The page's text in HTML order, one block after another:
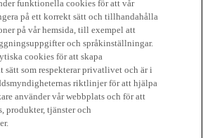
funktionella cookies för att vår
på ett korrekt sätt och tillhandahålla
på vår hemsida, till exempel att
och språkinställningar.
cookies för att skapa
sätt som respekterar privatlivet och är i
riktlinjer för att hjälpa
använder vår webbplats och för att
produkter, tjänster och